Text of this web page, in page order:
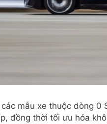
mẫu xe thuộc dòng 0
đồng thời tối ưu hóa